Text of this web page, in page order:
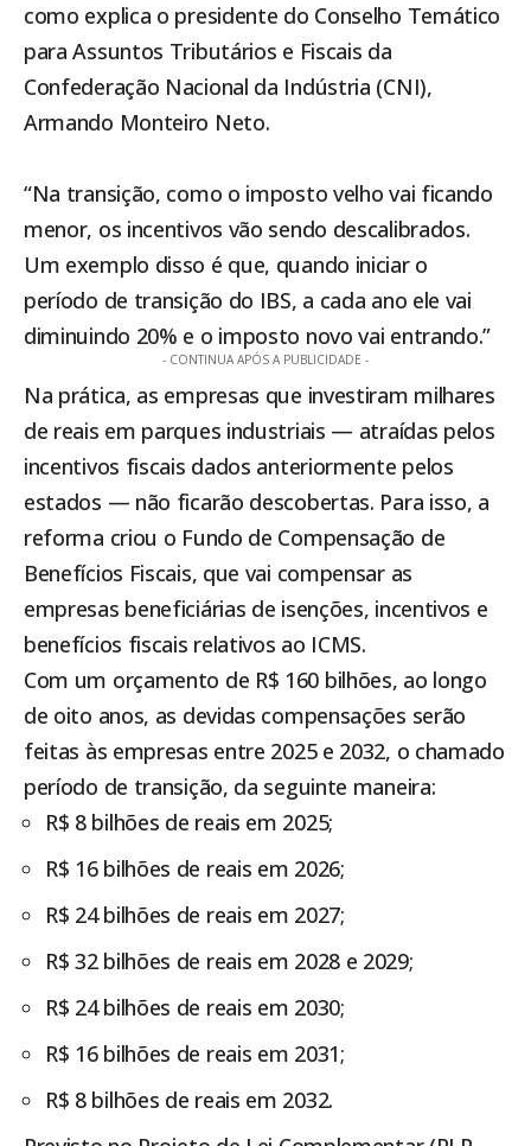
como explica o presidente do Conselho Temático
para Assuntos Tributários e Fiscais da
Confederação Nacional da Indústria (CNI),
Armando Monteiro Neto.
“Na transição, como o imposto velho vai ficando
menor, os incentivos vão sendo descalibrados.
Um exemplo disso é que, quando iniciar o
período de transição do IBS, a cada ano ele vai
diminuindo 20% e o imposto novo vai entrando.”
- CONTINUA APÓS A PUBLICIDADE -
Na prática, as empresas que investiram milhares
de reais em parques industriais — atraídas pelos
incentivos fiscais dados anteriormente pelos
estados — não ficarão descobertas. Para isso, a
reforma criou o Fundo de Compensação de
Benefícios Fiscais, que vai compensar as
empresas beneficiárias de isenções, incentivos e
benefícios fiscais relativos ao ICMS.
Com um orçamento de R$ 160 bilhões, ao longo
de oito anos, as devidas compensações serão
feitas às empresas entre 2025 e 2032, o chamado
período de transição, da seguinte maneira:
R$ 8 bilhões de reais em 2025;
R$ 16 bilhões de reais em 2026;
R$ 24 bilhões de reais em 2027;
R$ 32 bilhões de reais em 2028 e 2029;
R$ 24 bilhões de reais em 2030;
R$ 16 bilhões de reais em 2031;
R$ 8 bilhões de reais em 2032.